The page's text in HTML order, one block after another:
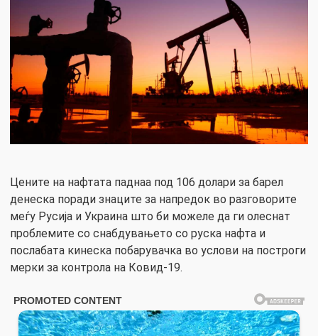
Цените на нафтата паднаа под 106 долари за барел
денеска поради знаците за напредок во разговорите
меѓу Русија и Украина што би можеле да ги олеснат
проблемите со снабдувањето со руска нафта и
послабата кинеска побарувачка во услови на построги
мерки за контрола на Ковид-19.